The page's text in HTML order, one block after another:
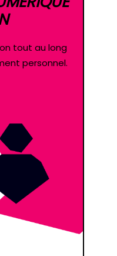
tout au long
personnel.